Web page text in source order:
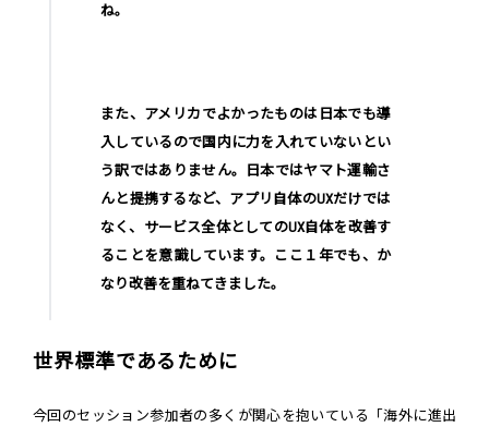
ね。
また、アメリカでよかったものは日本でも導
入しているので国内に力を入れていないとい
う訳ではありません。日本ではヤマト運輸さ
んと提携するなど、アプリ自体のUXだけでは
なく、サービス全体としてのUX自体を改善す
ることを意識しています。ここ１年でも、か
なり改善を重ねてきました。
世界標準であるために
今回のセッション参加者の多くが関心を抱いている「海外に進出